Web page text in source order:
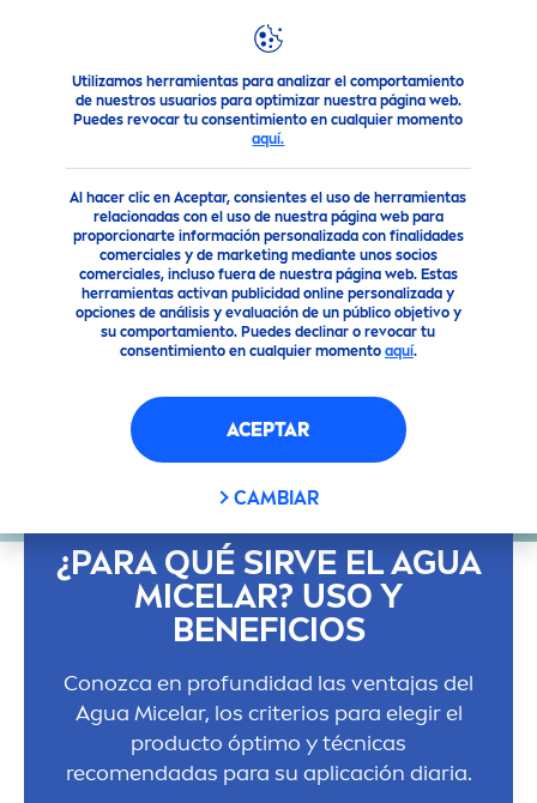
Utilizamos herramientas para analizar el comportamiento
de nuestros usuarios para optimizar nuestra página web.
Puedes revocar tu consentimiento en cualquier momento
aquí.
Al hacer clic en Aceptar, consientes el uso de herramientas
relacionadas con el uso de nuestra página web para
proporcionarte información personalizada con finalidades
comerciales y de marketing mediante unos socios
comerciales, incluso fuera de nuestra página web. Estas
herramientas activan publicidad online personalizada y
opciones de análisis y evaluación de un público objetivo y
su comportamiento. Puedes declinar o revocar tu
consentimiento en cualquier momento aquí.
ACEPTAR
CAMBIAR
Consejo Descubre tu tipo de Piel y encuentra el producto
¿PARA QUÉ SIRVE EL AGUA
MICELAR? USO Y
BENEFICIOS
Conozca en profundidad las ventajas del
Agua Micelar, los criterios para elegir el
producto óptimo y técnicas
recomendadas para su aplicación diaria.